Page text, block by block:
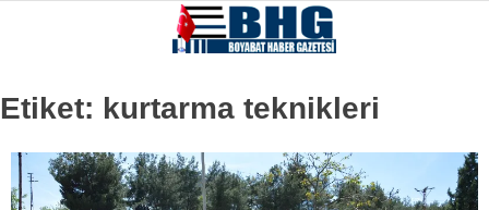
Etiket: kurtarma teknikleri